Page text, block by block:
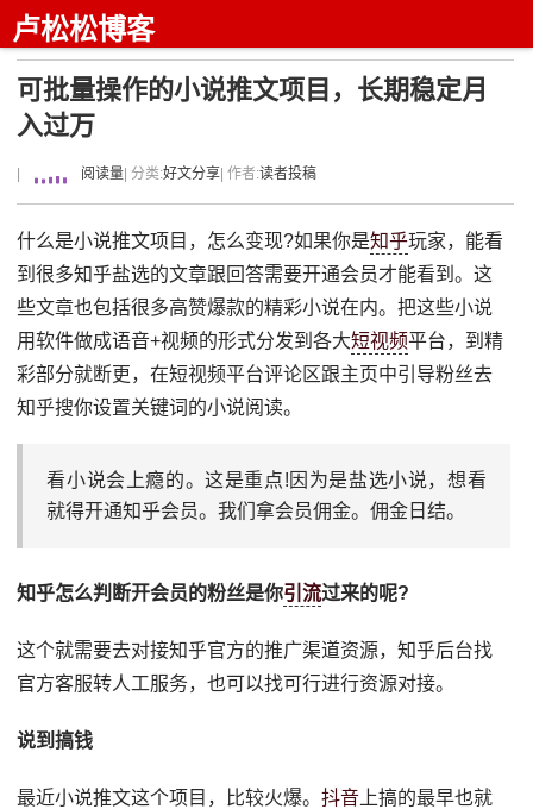
卢松松博客
可批量操作的小说推文项目，长期稳定月
入过万
阅读量 | 分类:好文分享 | 作者:读者投稿
什么是小说推文项目，怎么变现?如果你是知乎玩家，能看
到很多知乎盐选的文章跟回答需要开通会员才能看到。这
些文章也包括很多高赞爆款的精彩小说在内。把这些小说
用软件做成语音+视频的形式分发到各大短视频平台，到精
彩部分就断更，在短视频平台评论区跟主页中引导粉丝去
知乎搜你设置关键词的小说阅读。
看小说会上瘾的。这是重点!因为是盐选小说，想看
就得开通知乎会员。我们拿会员佣金。佣金日结。
知乎怎么判断开会员的粉丝是你引流过来的呢?
这个就需要去对接知乎官方的推广渠道资源，知乎后台找
官方客服转人工服务，也可以找可行进行资源对接。
说到搞钱
最近小说推文这个项目，比较火爆。抖音 上搞的最早也就